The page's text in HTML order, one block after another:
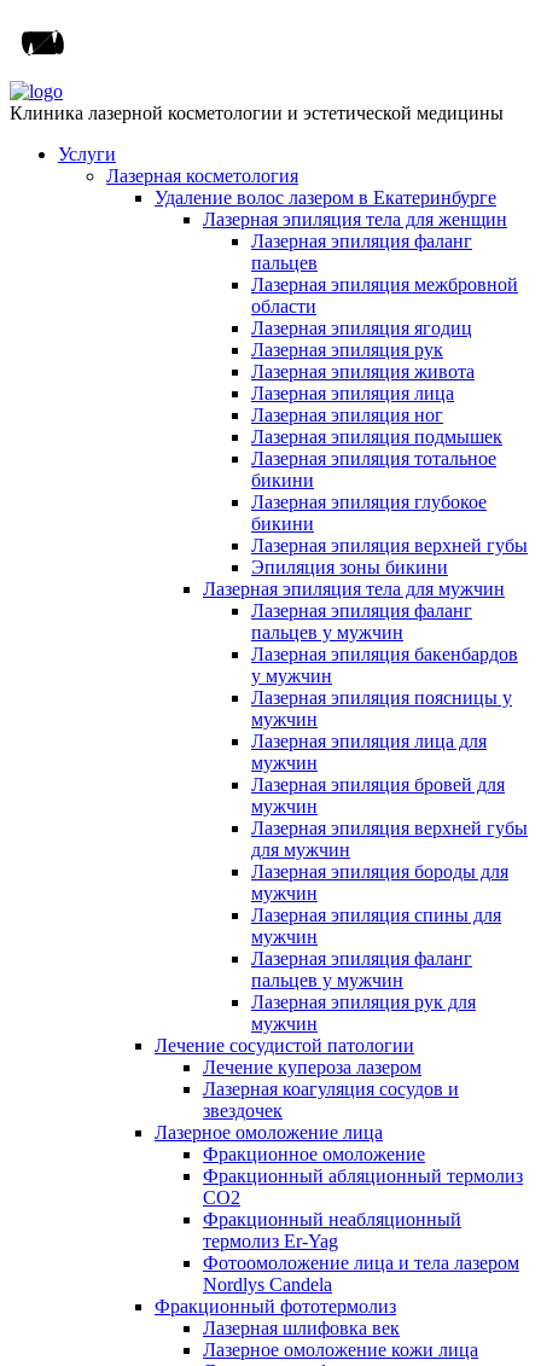
Клиника лазерной косметологии и эстетической медицины
Услуги
Лазерная косметология
Удаление волос лазером в Екатеринбурге
Лазерная эпиляция тела для женщин
Лазерная эпиляция фаланг
пальцев
Лазерная эпиляция межбровной
области
Лазерная эпиляция ягодиц
Лазерная эпиляция рук
Лазерная эпиляция живота
Лазерная эпиляция лица
Лазерная эпиляция ног
Лазерная эпиляция подмышек
Лазерная эпиляция тотальное
бикини
Лазерная эпиляция глубокое
бикини
Лазерная эпиляция верхней губы
Эпиляция зоны бикини
Лазерная эпиляция тела для мужчин
Лазерная эпиляция фаланг
пальцев у мужчин
Лазерная эпиляция бакенбардов
у мужчин
Лазерная эпиляция поясницы у
мужчин
Лазерная эпиляция лица для
мужчин
Лазерная эпиляция бровей для
мужчин
Лазерная эпиляция верхней губы
для мужчин
Лазерная эпиляция бороды для
мужчин
Лазерная эпиляция спины для
мужчин
Лазерная эпиляция фаланг
пальцев у мужчин
Лазерная эпиляция рук для
мужчин
Лечение сосудистой патологии
Лечение купероза лазером
Лазерная коагуляция сосудов и
звездочек
Лазерное омоложение лица
Фракционное омоложение
Фракционный абляционный термолиз
CO2
Фракционный неабляционный
термолиз Er-Yag
Фотоомоложение лица и тела лазером
Nordlys Candela
Фракционный фототермолиз
Лазерная шлифовка век
Лазерное омоложение кожи лица